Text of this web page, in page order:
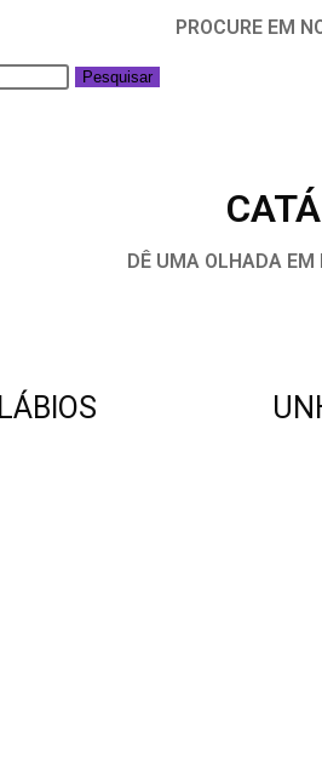
PROCURE EM
Pesquisar
DÊ UMA OLHADA EM
LÁBIOS